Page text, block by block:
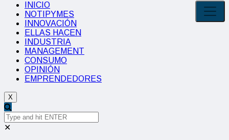
INICIO
NOTIPYMES
INNOVACIÓN
ELLAS HACEN
INDUSTRIA
MANAGEMENT
CONSUMO
OPINIÓN
EMPRENDEDORES
X
✕